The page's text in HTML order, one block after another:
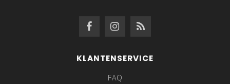
KLANTENSERVICE
FAQ